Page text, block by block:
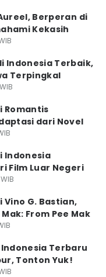
Berperan di
Kekasih
Indonesia Terbaik,
Terpingkal
Romantis
dari Novel
Indonesia
Film Luar Negeri
Vino G. Bastian,
From Pee Mak
Indonesia Terbaru
Tonton Yuk!